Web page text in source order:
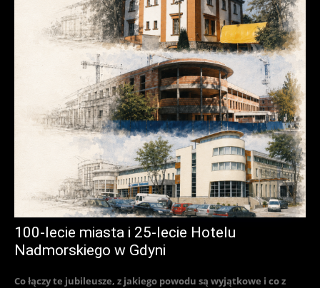
100-lecie miasta i 25-lecie Hotelu
Nadmorskiego w Gdyni
Co łączy te jubileusze, z jakiego powodu są wyjątkowe i co z